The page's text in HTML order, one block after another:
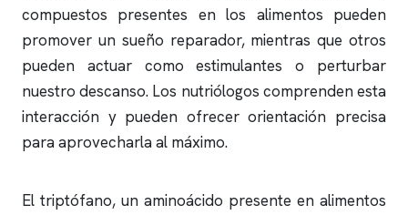
compuestos presentes en los alimentos pueden
promover un sueño reparador, mientras que otros
pueden actuar como estimulantes o perturbar
nuestro descanso. Los nutriólogos comprenden esta
interacción y pueden ofrecer orientación precisa
para aprovecharla al máximo.
El triptófano, un aminoácido presente en alimentos